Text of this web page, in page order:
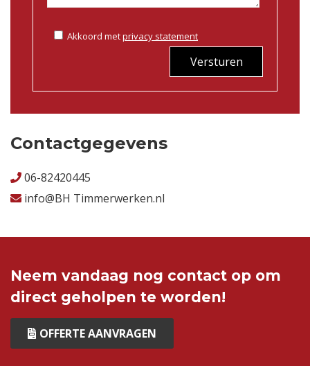
Akkoord metprivacy statement
Versturen
Contactgegevens
06-82420445
info@BH Timmerwerken.nl
Neem vandaag nog contact op om
direct geholpen te worden!
OFFERTE AANVRAGEN